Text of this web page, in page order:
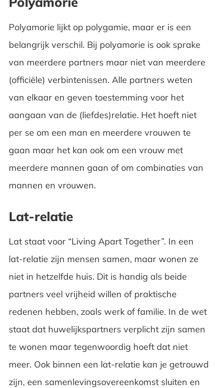
Polyamorie lijkt op polygamie, maar er is een
belangrijk verschil. Bij polyamorie is ook sprake
van meerdere partners maar niet van meerdere
(officiële) verbintenissen. Alle partners weten
van elkaar en geven toestemming voor het
aangaan van de (liefdes)relatie. Het hoeft niet
per se om een man en meerdere vrouwen te
gaan maar het kan ook om een vrouw met
meerdere mannen gaan of om combinaties van
mannen en vrouwen.
Lat-relatie
Lat staat voor “Living Apart Together”. In een
lat-relatie zijn mensen samen, maar wonen ze
niet in hetzelfde huis. Dit is handig als beide
partners veel vrijheid willen of praktische
redenen hebben, zoals werk of familie. In de wet
staat dat huwelijkspartners verplicht zijn samen
te wonen maar tegenwoordig hoeft dat niet
meer. Ook binnen een lat-relatie kan je getrouwd
zijn, een samenlevingsovereenkomst sluiten en